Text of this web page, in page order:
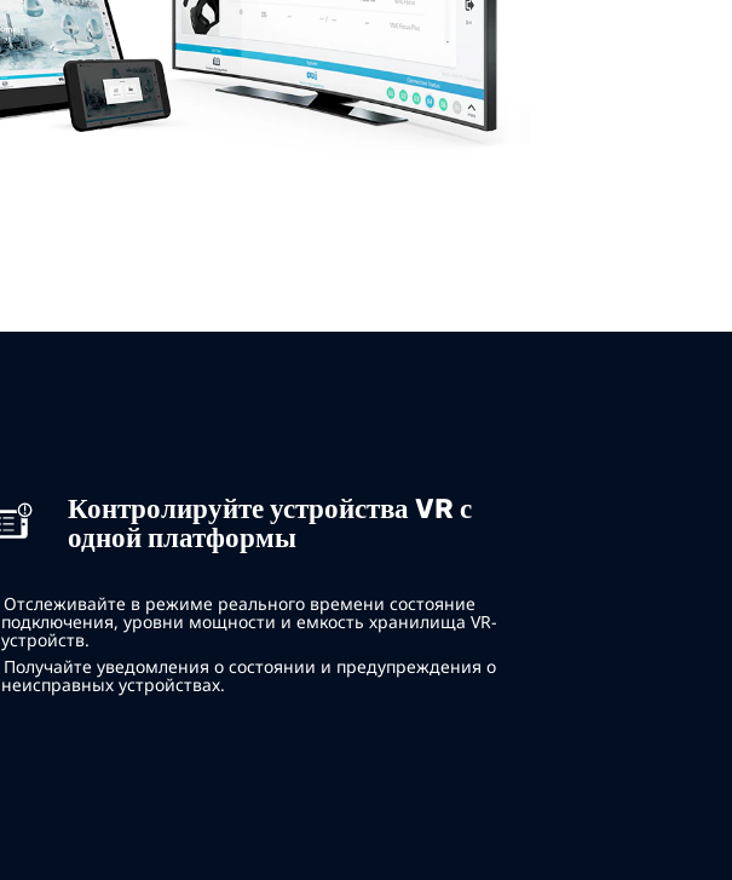
Контролируйте устройства VR с
одной платформы
Отслеживайте в режиме реального времени состояние
подключения, уровни мощности и емкость хранилища VR-
устройств.
Получайте уведомления о состоянии и предупреждения о
неисправных устройствах.